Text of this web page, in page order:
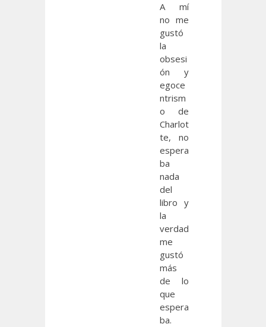
A mí
no me
gustó
la
obsesi
ón y
egoce
ntrism
o de
Charlot
te, no
espera
ba
nada
del
libro y
la
verdad
me
gustó
más
de lo
que
espera
ba.